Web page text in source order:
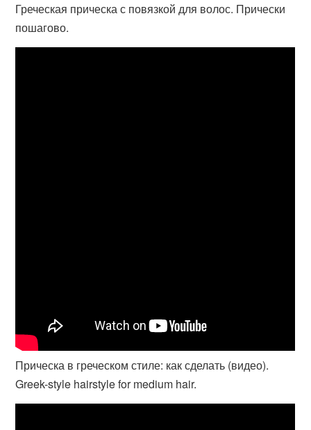
Греческая прическа с повязкой для волос. Прически
пошагово.
Прическа в греческом стиле: как сделать (видео).
Greek-style hairstyle for medium hair.